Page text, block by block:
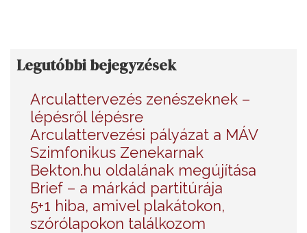
Legutóbbi bejegyzések
Arculattervezés zenészeknek –
lépésről lépésre
Arculattervezési pályázat a MÁV
Szimfonikus Zenekarnak
Bekton.hu oldalának megújítása
Brief – a márkád partitúrája
5+1 hiba, amivel plakátokon,
szórólapokon találkozom